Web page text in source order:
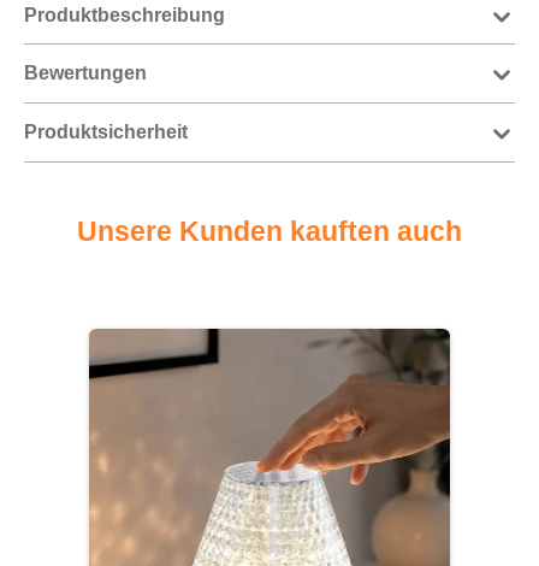
Produktbeschreibung
Bewertungen
Produktsicherheit
Unsere Kunden kauften auch
Produktgalerie überspringen